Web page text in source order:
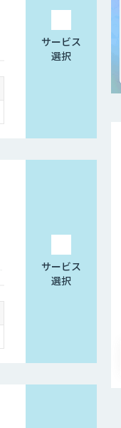
サービス
選択
サービス
選択